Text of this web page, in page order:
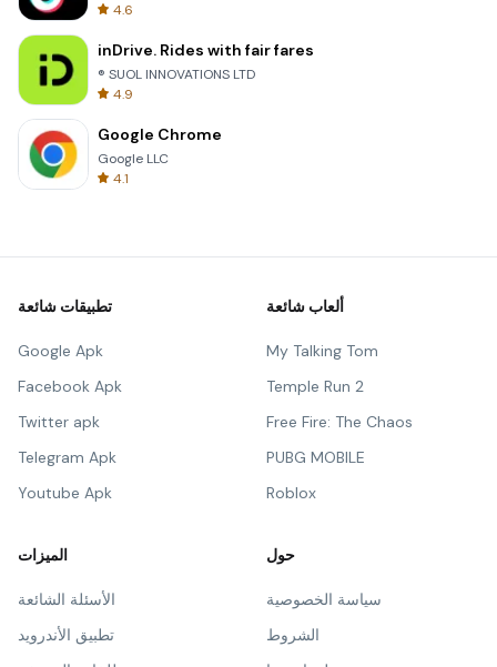
4.6
inDrive. Rides with fair fares
® SUOL INNOVATIONS LTD
4.9
Google Chrome
Google LLC
4.1
تطبيقات شائعة
Google Apk
Facebook Apk
Twitter apk
Telegram Apk
Youtube Apk
ألعاب شائعة
My Talking Tom
Temple Run 2
Free Fire: The Chaos
PUBG MOBILE
Roblox
الميزات
الأسئلة الشائعة
تطبيق الأندرويد
حول
سياسة الخصوصية
الشروط